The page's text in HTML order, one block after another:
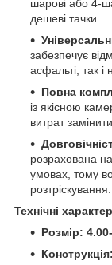
шарові або 4-
дешеві тачки.
забезпечує
асфальті, так і
Повна
із якісною
витрат
розрахована
умовах, тому
розтріскування.
Технічні
Розмір:
Конструкція: